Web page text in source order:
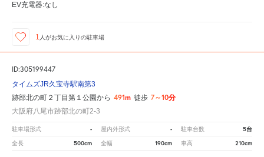
EV充電器:なし
1 人がお気に入りの駐車場
ID:305199447
タイムズJR久宝寺駅南第3
跡部北の町２丁目第１公園から 491m 徒歩 7～10分
大阪府八尾市跡部北の町2-3
駐車場形式 - 屋内外形式 - 駐車台数 5台
全長 500cm 全幅 190cm 車高 210cm